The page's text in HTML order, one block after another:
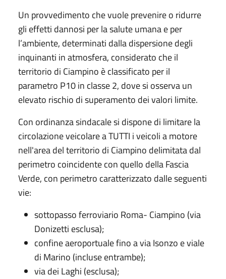
Un provvedimento che vuole prevenire o ridurre
gli effetti dannosi per la salute umana e per
l’ambiente, determinati dalla dispersione degli
inquinanti in atmosfera, considerato che il
territorio di Ciampino è classificato per il
parametro P10 in classe 2, dove si osserva un
elevato rischio di superamento dei valori limite.
Con ordinanza sindacale si dispone di limitare la
circolazione veicolare a TUTTI i veicoli a motore
nell'area del territorio di Ciampino delimitata dal
perimetro coincidente con quello della Fascia
Verde, con perimetro caratterizzato dalle seguenti
vie:
sottopasso ferroviario Roma- Ciampino (via
Donizetti esclusa);
confine aeroportuale fino a via Isonzo e viale
di Marino (incluse entrambe);
via dei Laghi (esclusa);